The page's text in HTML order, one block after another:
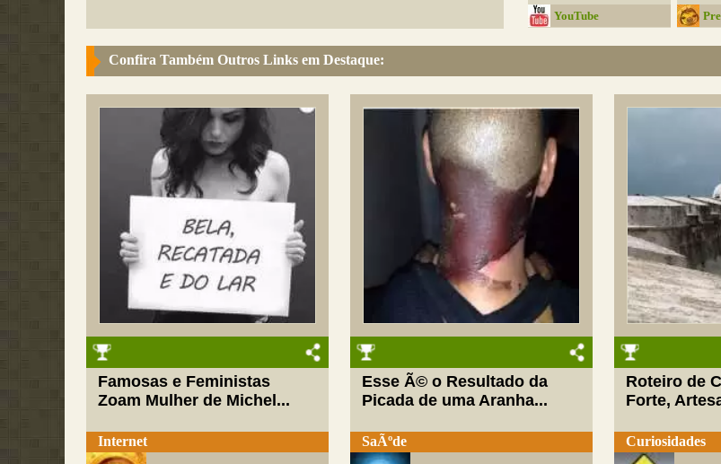
YouTube
Confira Também Outros Links em Destaque:
Famosas e Feministas
Zoam Mulher de Michel...
Internet
Esse Ã© o Resultado da
Picada de uma Aranha...
SaÃºde
Roteiro de
Forte,
Curiosidades